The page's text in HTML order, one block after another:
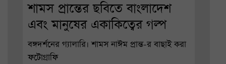
শামস প্রান্তের ছবিতে বাংলাদেশ
এবং মানুষের একাকিত্বের গল্প
বঙ্গদর্শনের গ্যালারি। শামস নাঈম প্রান্ত-র বাছাই করা
ফটোগ্রাফি